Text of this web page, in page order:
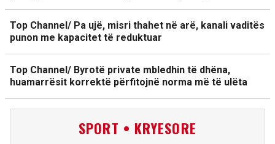
Top Channel/ Pa ujë, misri thahet në arë, kanali vaditës
punon me kapacitet të reduktuar
Top Channel/ Byrotë private mbledhin të dhëna,
huamarrësit korrektë përfitojnë norma më të ulëta
SPORT • KRYESORE